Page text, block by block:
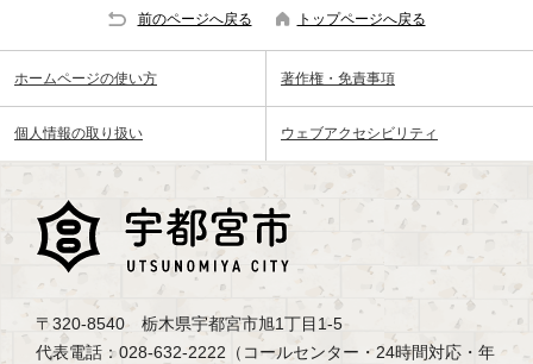
前のページへ戻る トップページへ戻る
ホームページの使い方 著作権・免責事項
個人情報の取り扱い ウェブアクセシビリティ
〒320-8540 栃木県宇都宮市旭1丁目1-5
代表電話：028-632-2222（コールセンター・24時間対応・年